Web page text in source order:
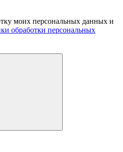
моих персональных данных и
обработки персональных